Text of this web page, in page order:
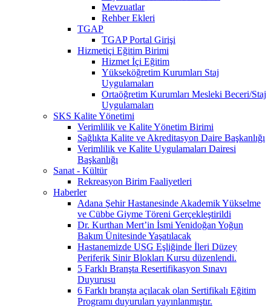
Mevzuatlar
Rehber Ekleri
TGAP
TGAP Portal Girişi
Hizmetiçi Eğitim Birimi
Hizmet İçi Eğitim
Yükseköğretim Kurumları Staj
Uygulamaları
Ortaöğretim Kurumları Mesleki Beceri/Staj
Uygulamaları
SKS Kalite Yönetimi
Verimlilik ve Kalite Yönetim Birimi
Sağlıkta Kalite ve Akreditasyon Daire Başkanlığı
Verimlilik ve Kalite Uygulamaları Dairesi
Başkanlığı
Sanat - Kültür
Rekreasyon Birim Faaliyetleri
Haberler
Adana Şehir Hastanesinde Akademik Yükselme
ve Cübbe Giyme Töreni Gerçekleştirildi
Dr. Kurthan Mert’in İsmi Yenidoğan Yoğun
Bakım Ünitesinde Yaşatılacak
Hastanemizde USG Eşliğinde İleri Düzey
Periferik Sinir Blokları Kursu düzenlendi.
5 Farklı Branşta Resertifikasyon Sınavı
Duyurusu
6 Farklı branşta açılacak olan Sertifikalı Eğitim
Programı duyuruları yayınlanmıştır.